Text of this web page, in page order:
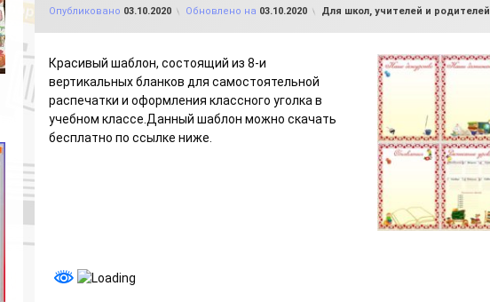
Опубликовано 03.10.2020 Обновлено на 03.10.2020 Рубрики:
Для школ, учителей и родителей
Красивый шаблон, состоящий из 8-и
вертикальных бланков для самостоятельной
распечатки и оформления классного уголка в
учебном классе.Данный шаблон можно скачать
бесплатно по ссылке ниже.